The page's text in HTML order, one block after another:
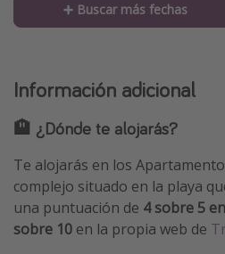
➕ Buscar más fechas
Información adicional
🏨 ¿Dónde te alojarás?
Te alojarás en los
complejo situado en la playa
una puntuación de 4 sobre 5
sobre 10 en la propia web de